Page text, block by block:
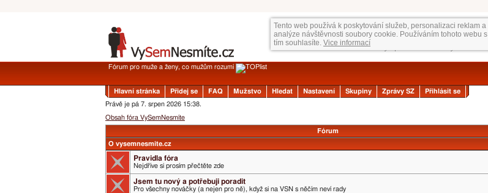
Tento web používá k poskytování služeb, personalizaci reklam a
analýze návštěvnosti soubory cookie. Používáním tohoto webu s
tím souhlasíte. Vice informací
Fórum pro muže a ženy, co mužům rozumí
Hlavní stránka Přidej se FAQ Mužstvo Hledat Nastavení Skupiny Zprávy SZ
Přihlásit se
Právě je pá 7. srpen 2026 15:38.
Obsah fóra VySemNesmíte
Fórum
O vysemnesmite.cz
Pravidla fóra
Nejdříve si prosím přečtěte zde
Jsem tu nový a potřebuji poradit
Pro všechny nováčky (a nejen pro ně), když si na VSN s něčím neví rady